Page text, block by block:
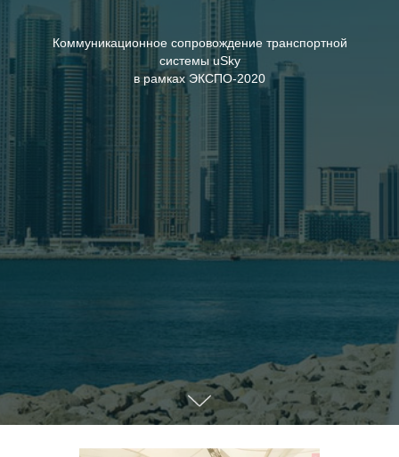
Коммуникационное сопровождение транспортной
системы uSky
в рамках ЭКСПО-2020